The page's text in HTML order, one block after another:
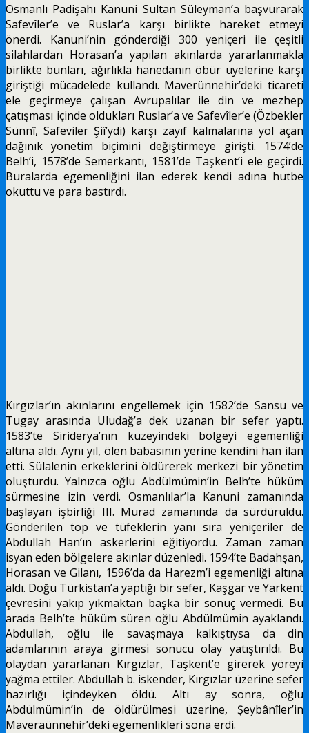
Osmanlı Padişahı Kanuni Sultan Süleyman’a başvurarak
Safevîler’e ve Ruslar’a karşı birlikte hare­ket etmeyi
önerdi. Kanuni’nin gönderdiği 300 yeniçe­ri ile çeşitli
silahlardan Horasan’a yapılan akınlarda yararlanmakla
birlikte bunları, ağırlıkla hanedanın öbür üyelerine karşı
giriştiği mücadelede kullandı. Maverünnehir’deki ticareti
ele geçirmeye çalışan Av­rupalılar ile din ve mezhep
çatışması içinde oldukları Ruslar’a ve Safevîler’e (Özbekler
Sünnî, Safeviler Şiî’ydi) karşı zayıf kalmalarına yol açan
dağınık yönetim biçimini değiştirmeye girişti. 1574’de
Belh’i, 1578’de Semerkantı, 1581’de Taşkent’i ele geçirdi.
Buralarda egemenliğini ilan ederek kendi adına hutbe
okuttu ve para bastırdı.
Kırgızlar’ın akınlarını engellemek için 1582’de Sansu ve
Tugay arasında Uludağ’a dek uzanan bir sefer yaptı.
1583’te Siriderya’nın kuzeyindeki bölgeyi egemenliği
altına aldı. Aynı yıl, ölen babasının yerine kendini han ilan
etti. Sülalenin erkeklerini öldürerek merkezi bir yönetim
oluşturdu. Yalnızca oğlu Abdülmümin’in Belh’te hüküm
sürmesine izin verdi. Osmanlılar’la Kanuni zamanında
başlayan işbirliği III. Murad zamanında da sürdürüldü.
Gönderilen top ve tüfeklerin yanı sıra yeniçeriler de
Abdullah Han’ın askerlerini eğitiyordu. Zaman zaman
isyan eden bölgelere akınlar düzenledi. 1594’te Badahşan,
Hora­san ve Gilanı, 1596’da da Harezm’i egemenliği altına
aldı. Doğu Türkistan’a yaptığı bir sefer, Kaşgar ve Yarkent
çevresini yakıp yıkmaktan başka bir sonuç vermedi. Bu
arada Belh’te hüküm süren oğlu Abdülmümin ayaklandı.
Abdullah, oğlu ile savaşmaya kalkıştıysa da din
adamlarının araya girmesi sonucu olay yatıştırıldı. Bu
olaydan yararlanan Kırgızlar, Taşkent’e girerek yöreyi
yağma ettiler. Abdullah b. iskender, Kırgızlar üzerine sefer
hazırlığı içindeyken öldü. Altı ay sonra, oğlu
Abdülmümin’in de öldürül­mesi üzerine, Şeybânîler’in
Maveraünnehir’deki ege­menlikleri sona erdi.